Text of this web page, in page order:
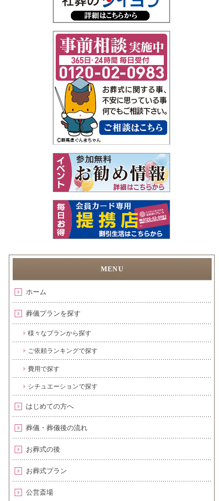
ホーム
葬儀プランを探す
様々なプランから探す
ご依頼ランキングで探す
費用で探す
シチュエーションで探す
はじめての方へ
葬儀・葬儀後の流れ
お葬式の後
お葬式プラン
公営斎場